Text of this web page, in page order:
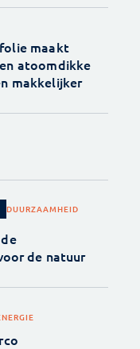
maakt
atoomdikke
makkelijker
DUURZAAMHEID
de natuur